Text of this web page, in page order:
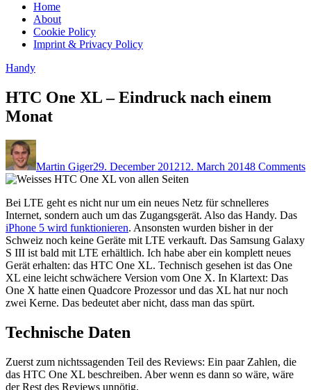
Home
About
Cookie Policy
Imprint & Privacy Policy
Handy
HTC One XL – Eindruck nach einem
Monat
Martin Giger29. December 201212. March 20148 Comments
Bei LTE geht es nicht nur um ein neues Netz für schnelleres
Internet, sondern auch um das Zugangsgerät. Also das Handy. Das
iPhone 5 wird funktionieren. Ansonsten wurden bisher in der
Schweiz noch keine Geräte mit LTE verkauft. Das Samsung Galaxy
S III ist bald mit LTE erhältlich. Ich habe aber ein komplett neues
Gerät erhalten: das HTC One XL. Technisch gesehen ist das One
XL eine leicht schwächere Version vom One X. In Klartext: Das
One X hatte einen Quadcore Prozessor und das XL hat nur noch
zwei Kerne. Das bedeutet aber nicht, dass man das spürt.
Technische Daten
Zuerst zum nichtssagenden Teil des Reviews: Ein paar Zahlen, die
das HTC One XL beschreiben. Aber wenn es dann so wäre, wäre
der Rest des Reviews unnötig.